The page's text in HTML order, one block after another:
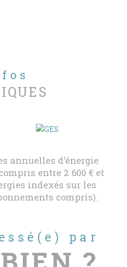
annuelles d'énergie
entre 2 600 € et
indexés sur les
compris).
par